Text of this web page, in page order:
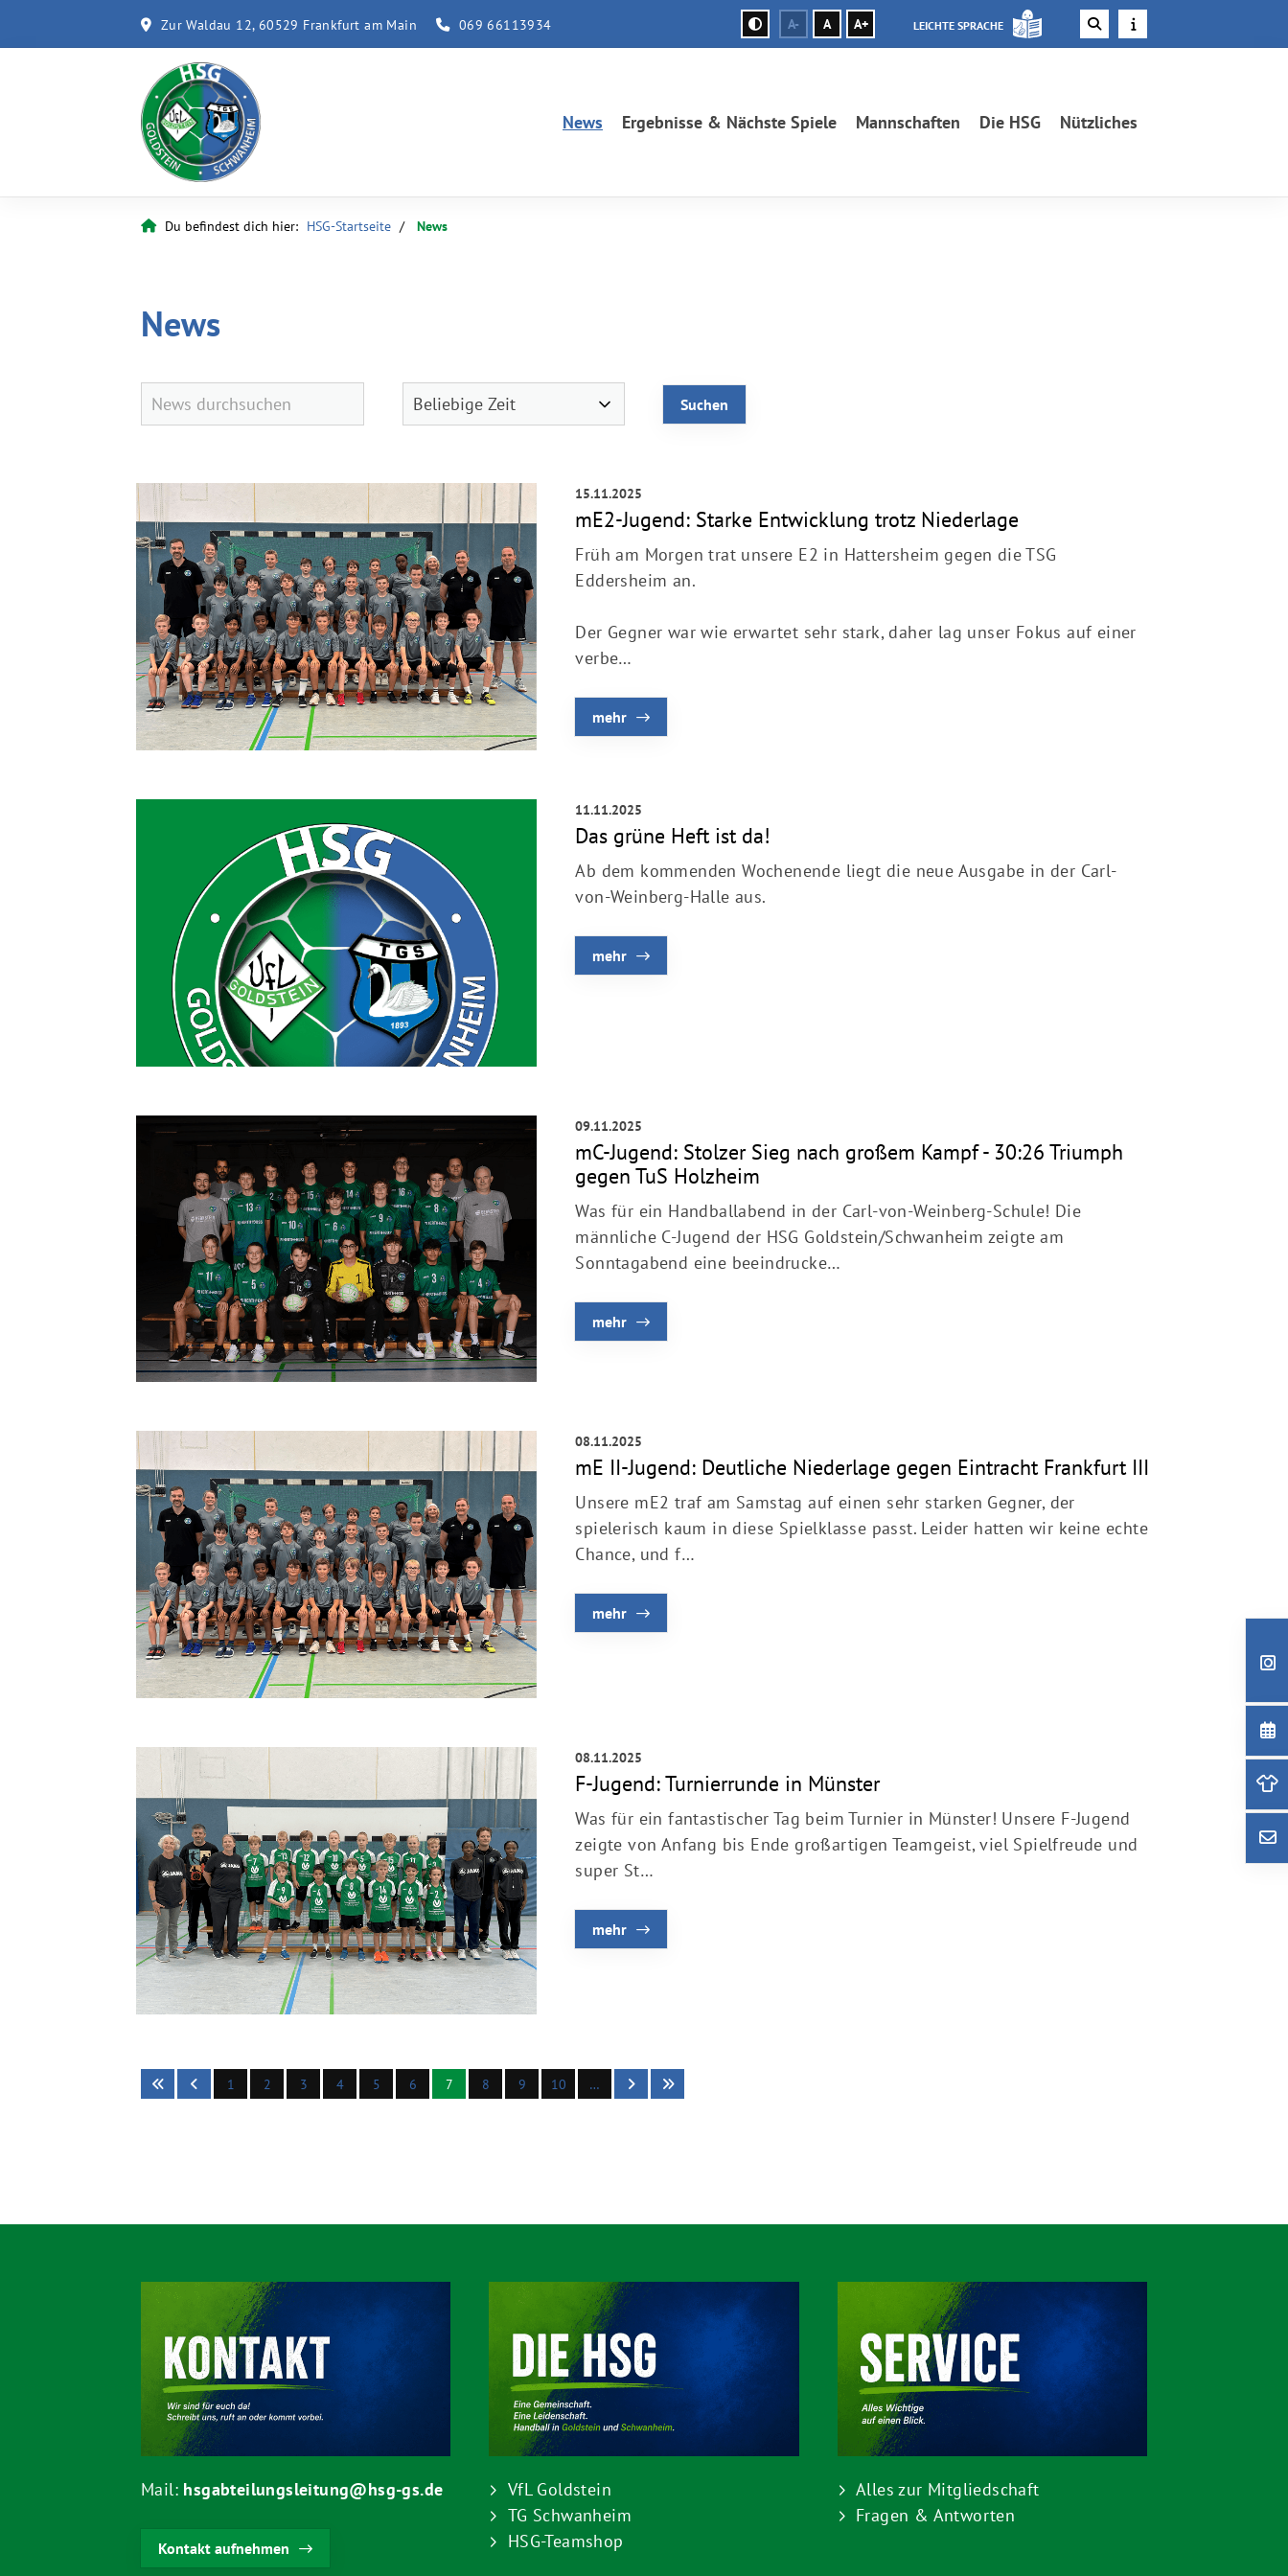
Zur Waldau 12, 60529 Frankfurt am Main 069 66113934 A- A A+ LEICHTE SPRACHE
News Ergebnisse & Nächste Spiele Mannschaften Die HSG Nützliches
Du befindest dich hier: HSG-Startseite News
News
15.11.2025
mE2-Jugend: Starke Entwicklung trotz Niederlage
Früh am Morgen trat unsere E2 in Hattersheim gegen die TSG
Eddersheim an.
Der Gegner war wie erwartet sehr stark, daher lag unser Fokus auf einer
verbe…
mehr
11.11.2025
Das grüne Heft ist da!
Ab dem kommenden Wochenende liegt die neue Ausgabe in der Carl-
von-Weinberg-Halle aus.
mehr
09.11.2025
mC-Jugend: Stolzer Sieg nach großem Kampf - 30:26 Triumph
gegen TuS Holzheim
Was für ein Handballabend in der Carl-von-Weinberg-Schule! Die
männliche C-Jugend der HSG Goldstein/Schwanheim zeigte am
Sonntagabend eine beeindrucke…
mehr
08.11.2025
mE II-Jugend: Deutliche Niederlage gegen Eintracht Frankfurt III
Unsere mE2 traf am Samstag auf einen sehr starken Gegner, der
spielerisch kaum in diese Spielklasse passt. Leider hatten wir keine echte
Chance, und f…
mehr
08.11.2025
F-Jugend: Turnierrunde in Münster
Was für ein fantastischer Tag beim Turnier in Münster! Unsere F-Jugend
zeigte von Anfang bis Ende großartigen Teamgeist, viel Spielfreude und
super St…
mehr
1 2 3 4 5 6 7 8 9 10 …
Mail: hsgabteilungsleitung@hsg-gs.de
Kontakt aufnehmen
VfL Goldstein
TG Schwanheim
HSG-Teamshop
Alles zur Mitgliedschaft
Fragen & Antworten
Quicklinks
Unser Sportangebot
Ausfälle und Vertretungen
Deutsches Sportabzeichen
Alles zur Mitgliedschaft
Downloads
Fragen & Antworten
069 66113934